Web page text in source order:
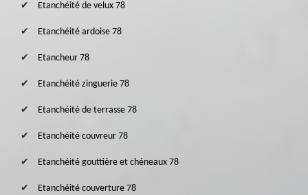
Etanchéité de velux 78
Etanchéité ardoise 78
Etancheur 78
Etanchéité zinguerie 78
Etanchéité de terrasse 78
Etanchéité couvreur 78
Etanchéité gouttière et chéneaux 78
Etanchéité couverture 78